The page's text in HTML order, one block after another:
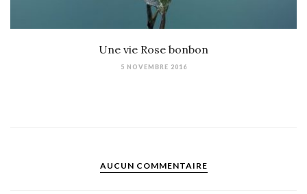
Une vie Rose bonbon
5 NOVEMBRE 2016
AUCUN COMMENTAIRE